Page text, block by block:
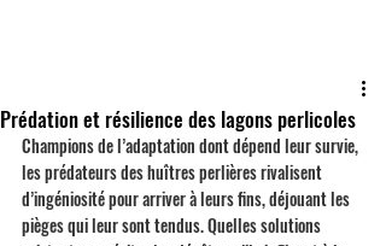
Prédation et résilience des lagons perlicoles
Champions de l’adaptation dont dépend leur survie,
les prédateurs des huîtres perlières rivalisent
d’ingéniosité pour arriver à leurs fins, déjouant les
pièges qui leur sont tendus. Quelles solutions